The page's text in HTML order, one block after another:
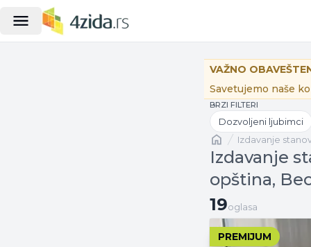
VAŽNO
Savetujemo naše
BRZI FILTERI
Dozvoljeni ljubimci
Naslovnaizdavanje
Izdavanje
opština,
19 oglasa
19oglasa
PREMIJUM